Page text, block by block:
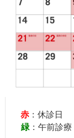
赤 ：休診日
緑 ：午前診療